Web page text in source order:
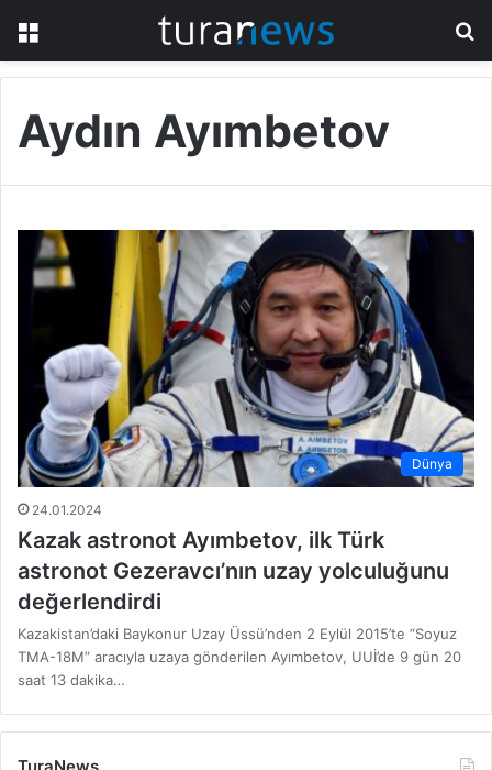
Aydın Ayımbetov
Dünya
24.01.2024
Kazak astronot Ayımbetov, ilk Türk
astronot Gezeravcı’nın uzay yolculuğunu
değerlendirdi
Kazakistan’daki Baykonur Uzay Üssü’nden 2 Eylül 2015’te “Soyuz
TMA-18M” aracıyla uzaya gönderilen Ayımbetov, UUİ’de 9 gün 20
saat 13 dakika…